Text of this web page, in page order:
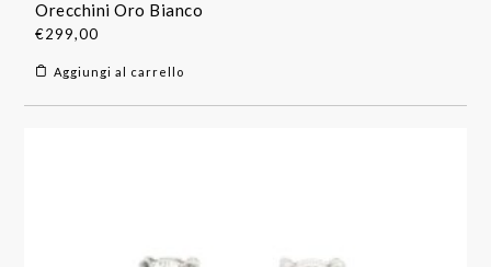
Orecchini Oro Bianco
€299,00
Aggiungi al carrello